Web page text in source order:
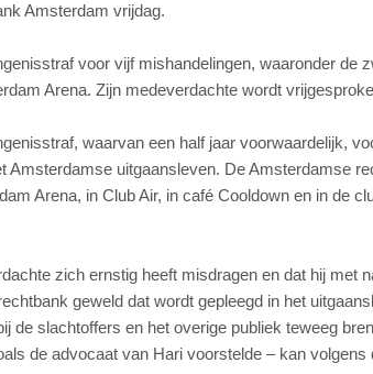
Amsterdam vrijdag.
voor vijf mishandelingen, waaronder de
Arena. Zijn medeverdachte wordt
waarvan een half jaar voorwaardelijk,
Amsterdamse uitgaansleven. De Amsterdamse
Arena, in Club Air, in café Cooldown en in de
zich ernstig heeft misdragen en dat hij met
geweld dat wordt gepleegd in het
de slachtoffers en het overige publiek teweeg
de advocaat van Hari voorstelde – kan